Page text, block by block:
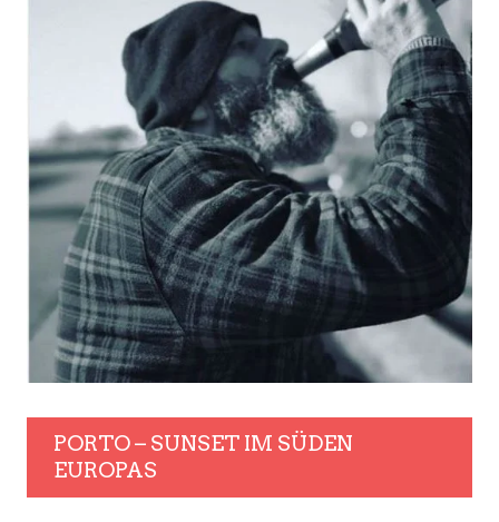
PORTO – SUNSET IM SÜDEN
EUROPAS